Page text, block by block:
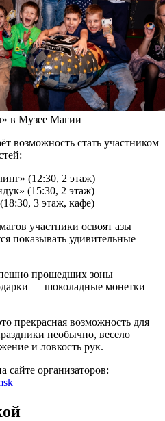
в Музее Магии
возможность стать участником
(12:30, 2 этаж)
(15:30, 2 этаж)
3 этаж, кафе)
участники освоят азы
показывать удивительные
прошедших зоны
— шоколадные монетки
прекрасная возможность для
необычно, весело
и ловкость рук.
сайте организаторов: